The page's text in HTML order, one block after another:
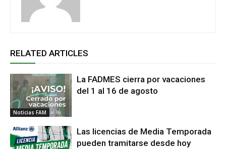
RELATED ARTICLES
Noticias FAM
La FADMES cierra por vacaciones
del 1 al 16 de agosto
Las licencias de Media Temporada
pueden tramitarse desde hoy